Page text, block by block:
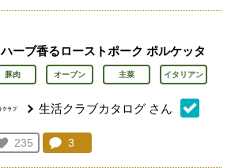
ハーブ香るローストポーク ポルケッタ
豚肉 オーブン 主菜 イタリアン
生活クラブカタログ さん
お気に入り登録：
235
人が登録
コメント：
3